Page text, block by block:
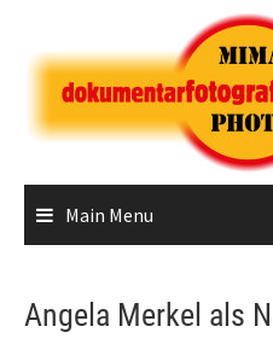
content
Main Menu
Angela Merkel als